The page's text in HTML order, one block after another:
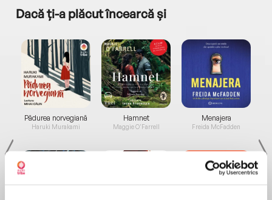
Dacă ți-a plăcut încearcă și
Pădurea norvegiană
Haruki Murakami
Hamnet
Maggie O'Farrell
Menajera
Freida McFadden